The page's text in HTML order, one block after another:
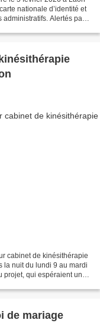
nationale d’identité et
administratifs. Alertés par
cabinet de kinésithérapie
la nuit du lundi 9 au mardi
qui espéraient une
de mariage